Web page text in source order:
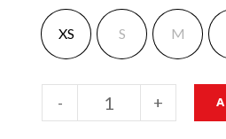
XS S M
+
-